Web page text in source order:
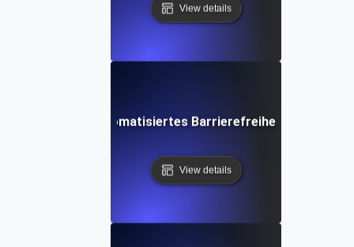
View details
Was ist automatisiertes Barrierefreiheits-Testing?
View details